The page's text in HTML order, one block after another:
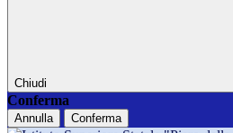
Chiudi
Conferma
Annulla Conferma